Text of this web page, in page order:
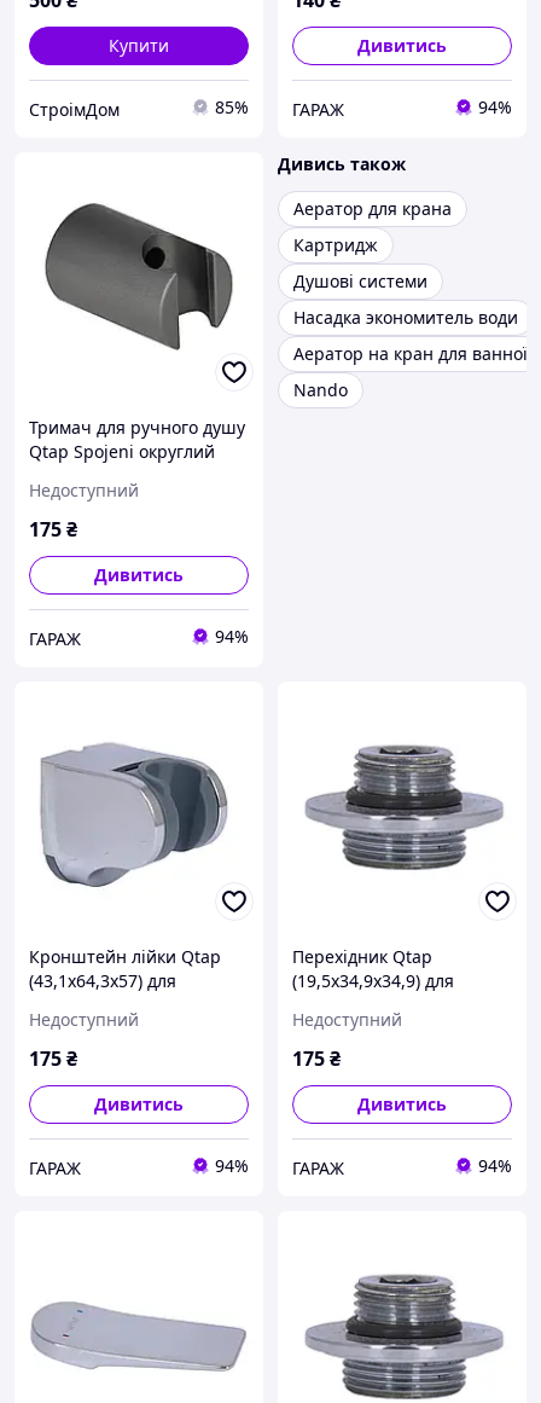
Купити
СтроімДом 85%
garage
Дивитись
ГАРАЖ 94%
Тримач для ручного душу
Qtap Spojeni округлий
Graphite garage
Недоступний
175₴
Дивитись
ГАРАЖ 94%
Дивись також
Аератор для крана
Картридж
Душові системи
Насадка экономитель води
Аератор на кран для ванної
Nando
Кронштейн лійки Qtap
(43,1x64,3x57) для
Crow, Nando, Arvin
QTCRONANARV431643574
Недоступний
175₴
Дивитись
ГАРАЖ 94%
Перехідник Qtap
(19,5x34,9x34,9) для
QTEVITER19534934949934
garage
Недоступний
175₴
Дивитись
ГАРАЖ 94%